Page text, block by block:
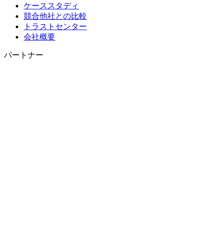
ケーススタディ
競合他社との比較
トラストセンター
会社概要
パートナー